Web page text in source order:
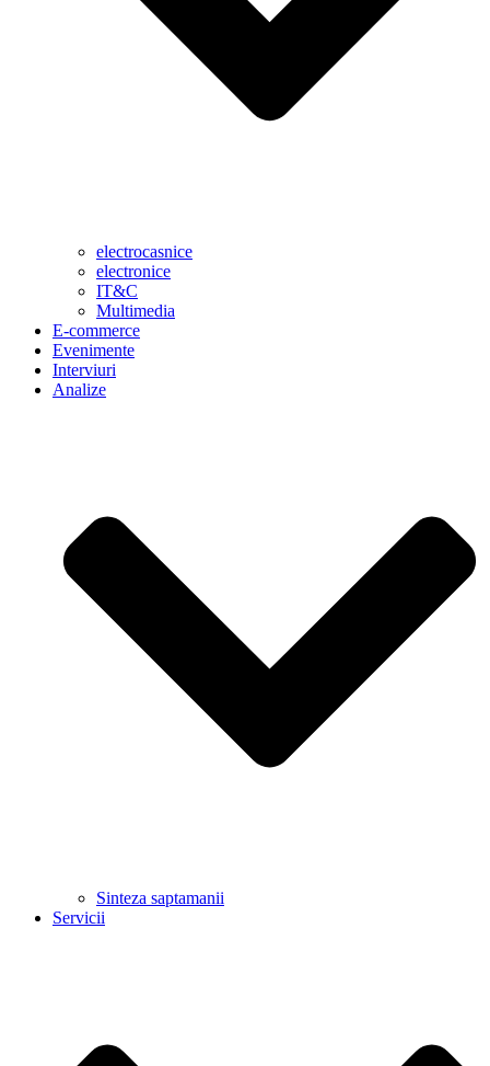
electrocasnice
electronice
IT&C
Multimedia
E-commerce
Evenimente
Interviuri
Analize
Sinteza saptamanii
Servicii